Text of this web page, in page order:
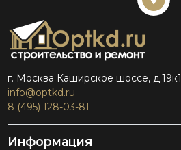
г. Москва Каширское шоссе, д.19к1
info@optkd.ru
8 (495) 128-03-81
Информация